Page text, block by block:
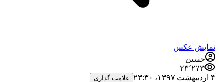
نمایش عکس
حسین
۲۳٬۲۷۳
۴ اردیبهشت ۱۳۹۷،‏ ۲۳:۳۰
علامت گذاری